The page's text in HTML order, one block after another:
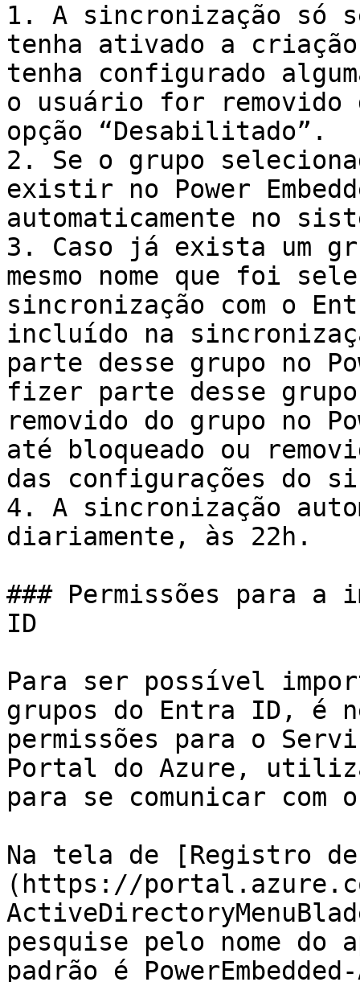
1. A sincronização só
tenha ativado a
tenha configurado
o usuário for removido
opção “Desabilitado”.
2. Se o grupo
existir no Power
automaticamente no
3. Caso já exista um
mesmo nome que foi
sincronização com o
incluído na
parte desse grupo no
fizer parte desse
removido do grupo no
até bloqueado ou
das configurações do
4. A sincronização
diariamente, às 22h.
### Permissões para a
ID
Para ser possível
grupos do Entra ID, é
permissões para o
Portal do Azure,
para se comunicar com
Na tela de [Registro
(https://
pesquise pelo nome do
padrão é